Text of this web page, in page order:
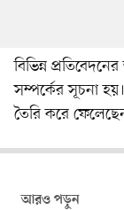
বিভিন্ন
সম্পর্কের সূচনা
তৈরি করে
আরও পড়ুন